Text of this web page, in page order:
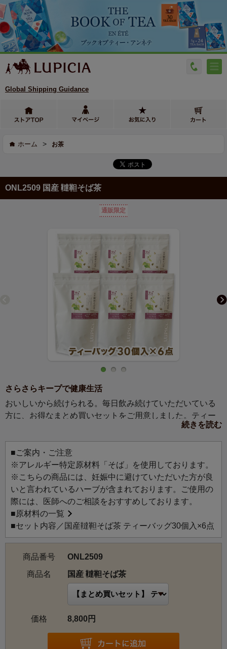
Global Shipping Guidance
ホーム > お茶
ONL2509 国産 韃靼そば茶
通販限定
さらさらキープで健康生活
おいしいから続けられる。毎日飲み続けていただいている
方に、お得なまとめ買いセットをご用意しました。ティー
バッグ30個入×6点の約6か月分のセットです。毎日のお茶
に、ご自宅用にどうぞ。
韃靼そばは、健康維持に役立つルチンが普通のそばの数百
倍も含まれていると言われています。忙しい毎日の健康維
持におすすめです。
通常価格より、980円お得です。
続きを読む
■ご案内・ご注意
※アレルギー特定原材料「そば」を使用しております。
※こちらの商品には、妊娠中に避けていただいた方が良
いと言われているハーブが含まれております。ご使用の
際には、医師へのご相談をおすすめしております。
■原材料の一覧
■セット内容／国産韃靼そば茶 ティーバッグ30個入×6点
商品番号
ONL2509
商品名
国産 韃靼そば茶
価格 8,800円